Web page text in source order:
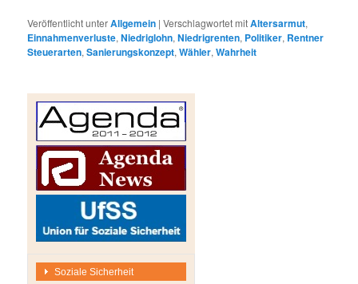
Veröffentlicht unterAllgemein |Verschlagwortet mitAltersarmut,
Einnahmenverluste,Niedriglohn,Niedrigrenten, Politiker, Rentner
Steuerarten,Sanierungskonzept,Wähler,Wahrheit
Soziale Sicherheit